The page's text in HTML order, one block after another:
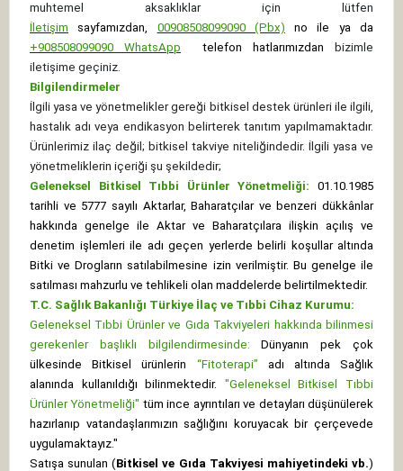
muhtemel aksaklıklar için lütfen
İletişim
sayfamızdan, 00908508099090 (Pbx) no ile ya da
+908508099090 WhatsApp telefon hatlarımızdan bizimle
iletişime geçiniz.
Bilgilendirmeler
İlgili yasa ve yönetmelikler gereği bitkisel destek ürünleri ile ilgili,
hastalık adı veya endikasyon belirterek tanıtım yapılmamaktadır.
Ürünlerimiz ilaç değil; bitkisel takviye niteliğindedir. İlgili yasa ve
yönetmeliklerin içeriği şu şekildedir;
Geleneksel Bitkisel Tıbbi Ürünler Yönetmeliği: 01.10.1985
tarihli ve 5777 sayılı Aktarlar, Baharatçılar ve benzeri dükkânlar
hakkında genelge ile Aktar ve Baharatçılara ilişkin açılış ve
denetim işlemleri ile adı geçen yerlerde belirli koşullar altında
Bitki ve Drogların satılabilmesine izin verilmiştir. Bu genelge ile
satılması mahzurlu ve tehlikeli olan maddelerde belirtilmektedir.
T.C. Sağlık Bakanlığı Türkiye İlaç ve Tıbbi Cihaz Kurumu:
Geleneksel Tıbbi Ürünler ve Gıda Takviyeleri hakkında bilinmesi
gerekenler başlıklı bilgilendirmesinde:
Dünyanın pek çok
ülkesinde Bitkisel ürünlerin “Fitoterapi” adı altında Sağlık
alanında kullanıldığı bilinmektedir. "Geleneksel Bitkisel Tıbbi
Ürünler Yönetmeliği" tüm ince ayrıntıları ve detayları düşünülerek
hazırlanıp vatandaşlarımızın sağlığını koruyacak bir çerçevede
uygulamaktayız."
Satışa sunulan (Bitkisel ve Gıda Takviyesi mahiyetindeki vb.)